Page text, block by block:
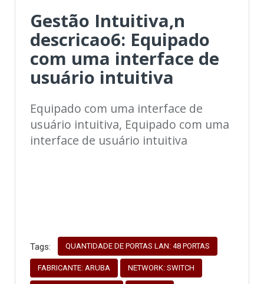
Gestão Intuitiva,n
descricao6: Equipado
com uma interface de
usuário intuitiva
Equipado com uma interface de
usuário intuitiva, Equipado com uma
interface de usuário intuitiva
Tags: QUANTIDADE DE PORTAS LAN: 48 PORTAS
FABRICANTE: ARUBA NETWORK: SWITCH